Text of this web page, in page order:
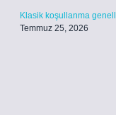
Klasik koşullanma
Temmuz 25, 2026